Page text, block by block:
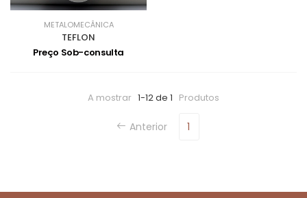
METALOMECÂNICA
TEFLON
Preço Sob-consulta
A mostrar 1-12 de 1 Produtos
Anterior 1